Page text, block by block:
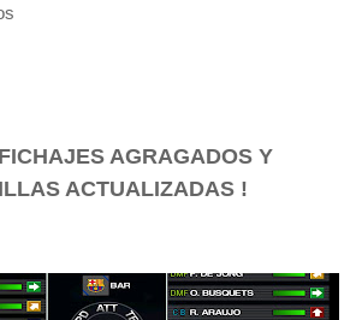
AGRAGADOS Y
ACTUALIZADAS !